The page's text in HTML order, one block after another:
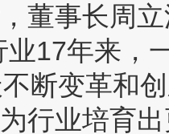
事长周立
业17年来，
断变革和
行业培育